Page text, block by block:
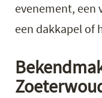
evenement, een
een dakkapel of